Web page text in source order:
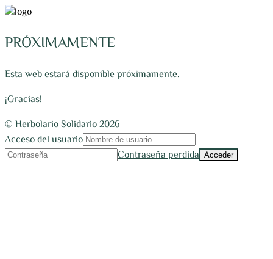
PRÓXIMAMENTE
Esta web estará disponible próximamente.
¡Gracias!
© Herbolario Solidario 2026
Acceso del usuario
Contraseña perdida